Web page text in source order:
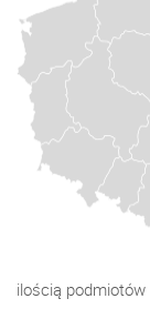
ilością